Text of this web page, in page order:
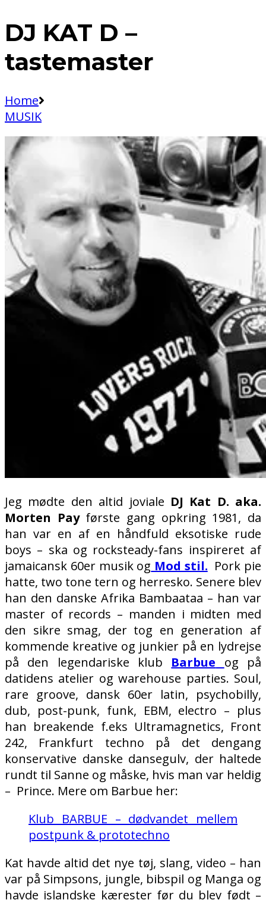
DJ KAT D –
tastemaster
Home
MUSIK
Jeg mødte den altid joviale DJ Kat D. aka.
Morten Payførste gang opkring 1981, da
han var en af en håndfuld eksotiske rude
boys – ska og rocksteady-fans inspireret af
jamaicansk 60er musik og Mod stil. Pork pie
hatte, two tone tern og herresko. Senere blev
han den danske Afrika Bambaataa – han var
master of records – manden i midten med
den sikre smag, der tog en generation af
kommende kreative og junkier på en lydrejse
på den legendariske klub Barbue
og på
datidens atelier og warehouse parties. Soul,
rare groove, dansk 60er latin, psychobilly,
dub, post-punk, funk, EBM, electro – plus
han breakende f.eks Ultramagnetics, Front
242, Frankfurt techno på det dengang
konservative danske dansegulv, der haltede
rundt til Sanne og måske, hvis man var heldig
– Prince. Mere om Barbue her:
Klub BARBUE – dødvandet mellem
postpunk & prototechno
Kat havde altid det nye tøj, slang, video – han
var på Simpsons, jungle, bibspil og Manga og
havde islandske kærester før du blev født –